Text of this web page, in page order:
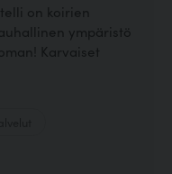
on koirien
ympäristö
Karvaiset